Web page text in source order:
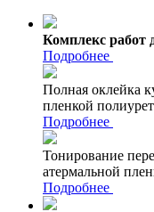
Комплекс работ
Подробнее
Полная оклейка
пленкой
Подробнее
Тонирование
атермальной
Подробнее